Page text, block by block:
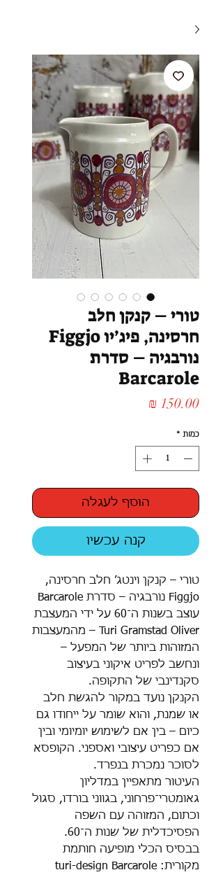
טורי – קנקן חלב
חרסינה, פיג׳יו Figgjo
נורבגיה – סדרת
Barcarole
כמות *
הוסף לעגלה
קנה עכשיו
טורי – קנקן וינטג׳ חלב חרסינה,
Figgjo נורבגיה – סדרת Barcarole
עוצב בשנות ה־60 על ידי המעצבת
Turi Gramstad Oliver – מהמעצבות
המזוהות ביותר של המפעל –
ונחשב לפריט איקוני בעיצוב
סקנדינבי של התקופה.
הקנקן נועד במקור להגשת חלב
או שמנת, והוא שומר על ייחודו גם
כיום – בין אם לשימוש יומיומי ובין
אם כפריט עיצובי ואספני. הקופסא
לסוכר נמכרת בנפרד.
העיטור מתאפיין במדליון
גאומטרי־פרחוני, בגווני בורדו, סגול
וכתום, המזוהה עם השפה
הפסיכדלית של שנות ה־60.
בבסיס הכלי מופיעה חותמת
מקורית: turi-design Barcarole